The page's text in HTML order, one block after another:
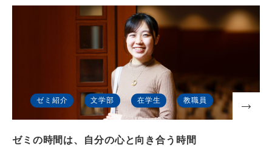
ゼミ紹介 文学部 在学生 教職員
ゼミの時間は、自分の心と向き合う時間